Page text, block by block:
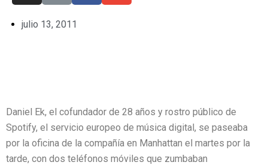
julio 13, 2011
Daniel Ek, el cofundador de 28 años y rostro público de
Spotify, el servicio europeo de música digital, se paseaba
por la oficina de la compañía en Manhattan el martes por la
tarde, con dos teléfonos móviles que zumbaban